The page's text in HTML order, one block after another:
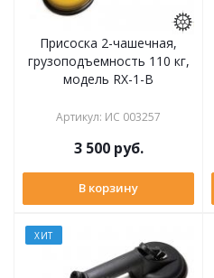
Присоска 2-чашечная,
грузоподъемность 110 кг,
модель RX-1-B
Артикул: ИС 003257
3 500руб.
В корзину
ХИТ